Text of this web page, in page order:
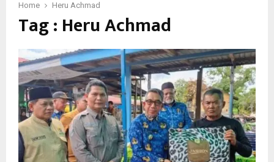
Home Heru Achmad
Tag : Heru Achmad